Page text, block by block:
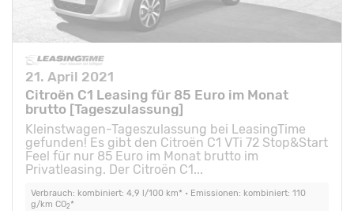
21. April 2021
Citroën C1 Leasing für 85 Euro im Monat
brutto [Tageszulassung]
Kleinstwagen-Tageszulassung bei LeasingTime
gefunden! Es gibt den Citroën C1 VTi 72 Stop&Start
Feel für nur 85 Euro im Monat brutto im
Privatleasing. Der Citroën C1...
Verbrauch: kombiniert: 4,9 l/100 km* • Emissionen: kombiniert: 110
g/km CO2*